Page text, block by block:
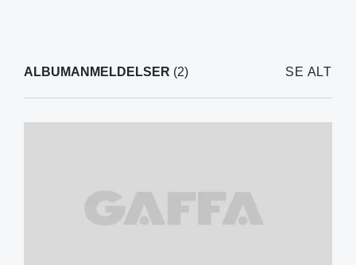
ALBUMANMELDELSER (2) SE ALT